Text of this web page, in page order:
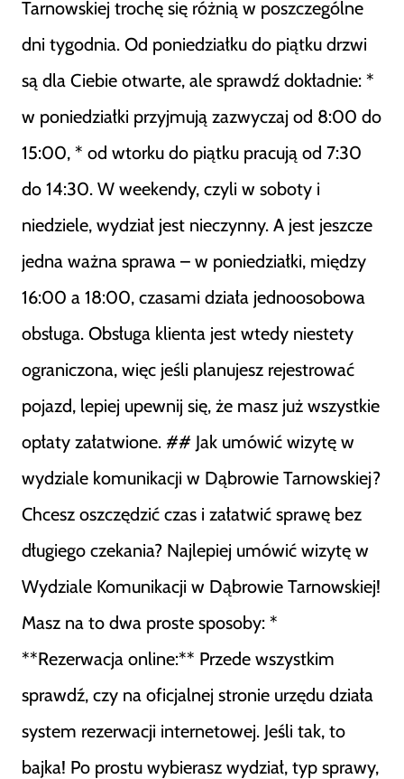
Tarnowskiej trochę się różnią w poszczególne
dni tygodnia. Od poniedziałku do piątku drzwi
są dla Ciebie otwarte, ale sprawdź dokładnie: *
w poniedziałki przyjmują zazwyczaj od 8:00 do
15:00, * od wtorku do piątku pracują od 7:30
do 14:30. W weekendy, czyli w soboty i
niedziele, wydział jest nieczynny. A jest jeszcze
jedna ważna sprawa – w poniedziałki, między
16:00 a 18:00, czasami działa jednoosobowa
obsługa. Obsługa klienta jest wtedy niestety
ograniczona, więc jeśli planujesz rejestrować
pojazd, lepiej upewnij się, że masz już wszystkie
opłaty załatwione. ## Jak umówić wizytę w
wydziale komunikacji w Dąbrowie Tarnowskiej?
Chcesz oszczędzić czas i załatwić sprawę bez
długiego czekania? Najlepiej umówić wizytę w
Wydziale Komunikacji w Dąbrowie Tarnowskiej!
Masz na to dwa proste sposoby: *
**Rezerwacja online:** Przede wszystkim
sprawdź, czy na oficjalnej stronie urzędu działa
system rezerwacji internetowej. Jeśli tak, to
bajka! Po prostu wybierasz wydział, typ sprawy,